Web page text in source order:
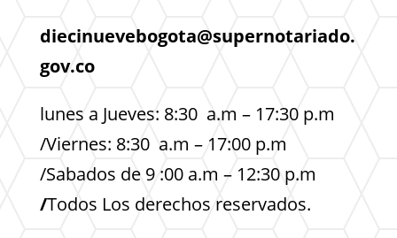
diecinuevebogota@supernotariado.
gov.co
lunes a Jueves: 8:30 a.m – 17:30 p.m
/Viernes: 8:30 a.m – 17:00 p.m
/Sabados de 9 :00 a.m – 12:30 p.m
/Todos Los derechos reservados.